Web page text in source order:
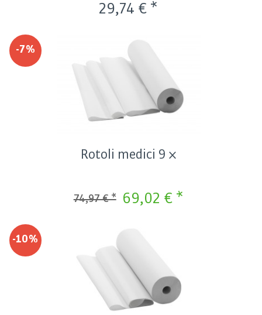
29,74 € *
-7%
Rotoli medici 9 ×
69,02 € *
74,97 € *
-10%